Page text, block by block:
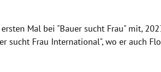
Mal bei "Bauer sucht Frau" mit,
sucht Frau International", wo er auch